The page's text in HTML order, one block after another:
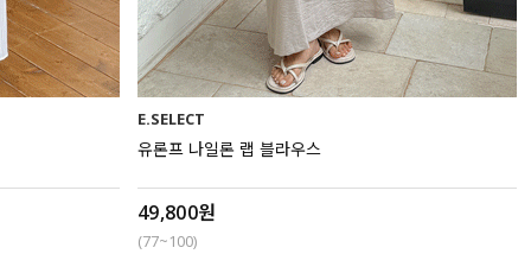
E.SELECT
유론프 나일론 랩 블라우스
49,800원
(77~100)